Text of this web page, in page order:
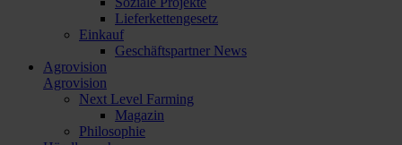
Lieferkettengesetz
Einkauf
Geschäftspartner News
Agrovision
Agrovision
Next Level Farming
Magazin
Philosophie